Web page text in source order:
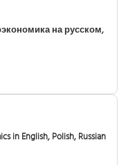
на русском,
in English, Polish, Russian